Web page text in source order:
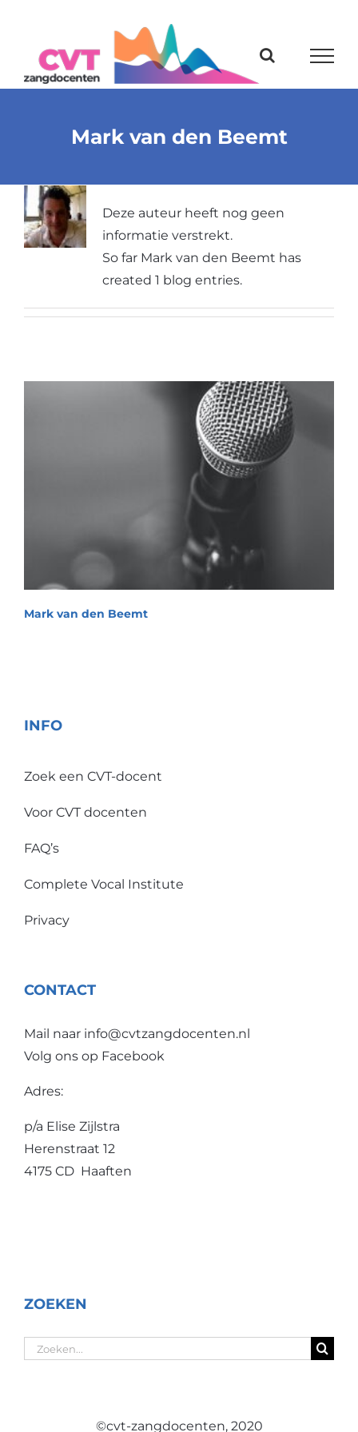
inhoud
Mark van den Beemt
Deze auteur heeft nog geen
informatie verstrekt.
So far Mark van den Beemt has
created 1 blog entries.
Mark van den Beemt
INFO
Zoek een CVT-docent
Voor CVT docenten
FAQ’s
Complete Vocal Institute
Privacy
CONTACT
Mail naar info@cvtzangdocenten.nl
Volg ons op Facebook
Adres:
p/a Elise Zijlstra
Herenstraat 12
4175 CD Haaften
ZOEKEN
Zoeken
©cvt-zangdocenten, 2020